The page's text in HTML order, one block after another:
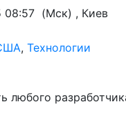
08:57 (Мск) , Киев
, Технологии
любого